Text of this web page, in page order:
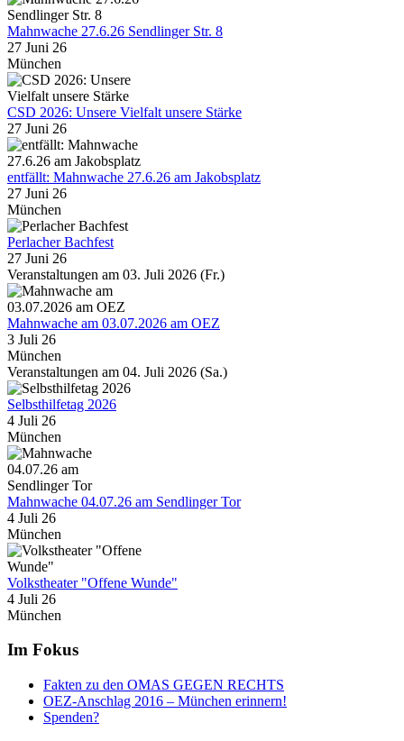
Mahnwache 27.6.26 Sendlinger Str. 8
27 Juni 26
München
CSD 2026: Unsere Vielfalt unsere Stärke
27 Juni 26
entfällt: Mahnwache 27.6.26 am Jakobsplatz
27 Juni 26
München
Perlacher Bachfest
27 Juni 26
Veranstaltungen am 03. Juli 2026 (Fr.)
Mahnwache am 03.07.2026 am OEZ
3 Juli 26
München
Veranstaltungen am 04. Juli 2026 (Sa.)
Selbsthilfetag 2026
4 Juli 26
München
Mahnwache 04.07.26 am Sendlinger Tor
4 Juli 26
München
Volkstheater "Offene Wunde"
4 Juli 26
München
Im Fokus
Fakten zu den OMAS GEGEN RECHTS
OEZ-Anschlag 2016 – München erinnern!
Spenden?